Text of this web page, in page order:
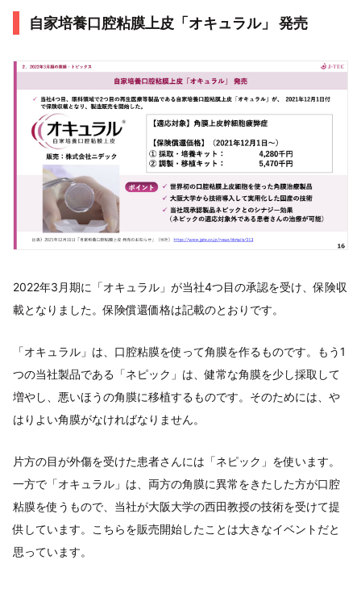
自家培養口腔粘膜上皮「オキュラル」 発売
2022年3月期に「オキュラル」が当社4つ目の承認を受け、保険収
載となりました。保険償還価格は記載のとおりです。
「オキュラル」は、口腔粘膜を使って角膜を作るものです。もう1
つの当社製品である「ネピック」は、健常な角膜を少し採取して
増やし、悪いほうの角膜に移植するものです。そのためには、や
はりよい角膜がなければなりません。
片方の目が外傷を受けた患者さんには「ネピック」を使います。
一方で「オキュラル」は、両方の角膜に異常をきたした方が口腔
粘膜を使うもので、当社が大阪大学の西田教授の技術を受けて提
供しています。こちらを販売開始したことは大きなイベントだと
思っています。